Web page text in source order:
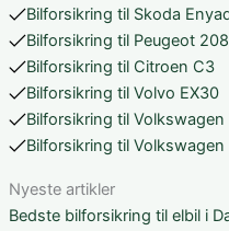
Bilforsikring til Skoda
Bilforsikring til Peugeot 208
Bilforsikring til Citroen C3
Bilforsikring til Volvo EX30
Bilforsikring til Volkswagen
Bilforsikring til Volkswagen
Nyeste artikler
Bedste bilforsikring til elbil i